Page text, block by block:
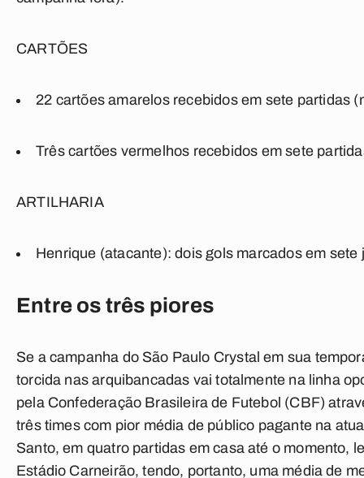
CARTÕES
22 cartões amarelos recebidos em sete partidas
Três cartões vermelhos recebidos em sete
ARTILHARIA
Henrique (atacante): dois gols marcados em sete
Entre os três piores
Se a campanha do São Paulo Crystal em sua
torcida nas arquibancadas vai totalmente na linha
pela Confederação Brasileira de Futebol (CBF)
três times com pior média de público pagante na
Santo,em quatro partidas em casa até o momento,
Estádio Carneirão, tendo, portanto, uma média de